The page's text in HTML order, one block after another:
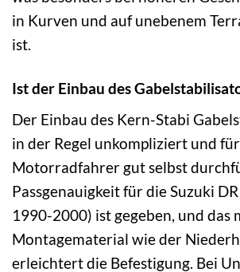
in Kurven und auf unebenem
ist.
Ist der Einbau des
Der Einbau des Kern-Stabi
in der Regel unkompliziert und
Motorradfahrer gut selbst
Passgenauigkeit für die Suzuki
1990-2000) ist gegeben, und das
Montagematerial wie der
erleichtert die Befestigung. Bei